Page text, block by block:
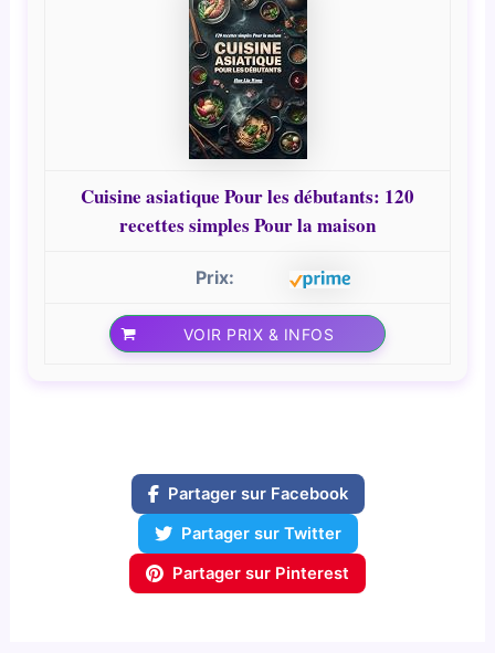
Cuisine asiatique Pour les débutants: 120
recettes simples Pour la maison
VOIR PRIX & INFOS
Partager sur Facebook
Partager sur Twitter
Partager sur Pinterest